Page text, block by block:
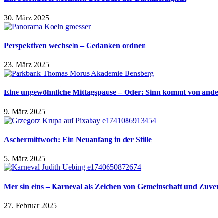
30. März 2025
Perspektiven wechseln – Gedanken ordnen
23. März 2025
Eine ungewöhnliche Mittagspause – Oder: Sinn kommt von
9. März 2025
Aschermittwoch: Ein Neuanfang in der Stille
5. März 2025
Mer sin eins – Karneval als Zeichen von Gemeinschaft und
27. Februar 2025